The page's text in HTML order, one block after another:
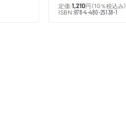
定価:1,210円 （10％税込み）
ISBN:978-4-480-25138-1